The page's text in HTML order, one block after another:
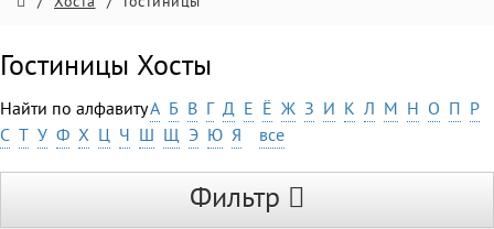
Гостиницы Хосты
Найти по алфавитуА Б В Г Д Е Ё Ж З И К Л М Н О П Р
С Т У Ф Х Ц Ч Ш Щ Э Ю Я все
Фильтр